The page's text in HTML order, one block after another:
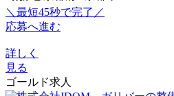
＼最短45秒で完了／
応募へ進む
詳しく
見る
ゴールド求人